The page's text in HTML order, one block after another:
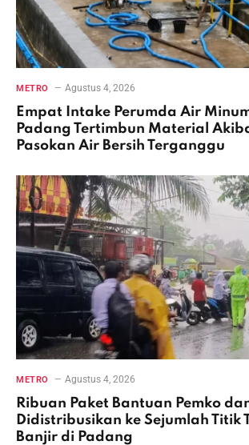
METRO Agustus 4, 2026
Empat Intake Perumda Air
Padang Tertimbun Material
Pasokan Air Bersih Terganggu
METRO Agustus 4, 2026
Ribuan Paket Bantuan Pemko
Didistribusikan ke Sejumlah Titik
Banjir di Padang